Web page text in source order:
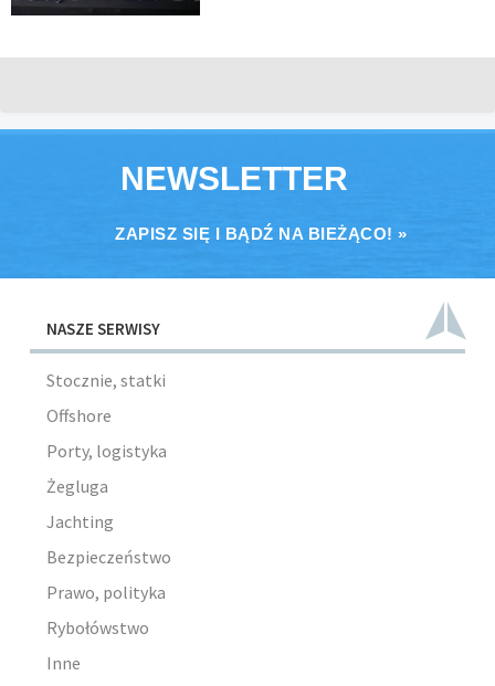
NEWSLETTER
ZAPISZ SIĘ I BĄDŹ NA BIEŻĄCO! »
NASZE SERWISY
Stocznie, statki
Offshore
Porty, logistyka
Żegluga
Jachting
Bezpieczeństwo
Prawo, polityka
Rybołówstwo
Inne